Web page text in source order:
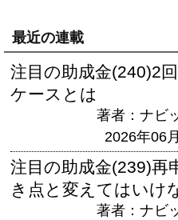
最近の連載
注目の助成金(240)2
ケースとは
著者：ナビ
2026年06
注目の助成金(239)再
き点と変えてはいけ
著者：ナビ